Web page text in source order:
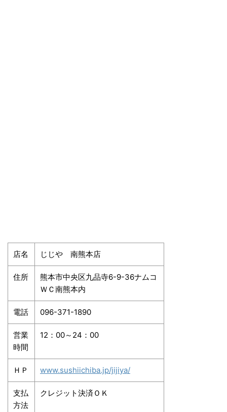
店名 じじや 南熊本店
住所
熊本市中央区九品寺6-9-36ナムコ
ＷＣ南熊本内
電話 096-371-1890
営業
時間
12：00～24：00
ＨＰ www.sushiichiba.jp/jijiya/
支払
方法
クレジット決済ＯＫ